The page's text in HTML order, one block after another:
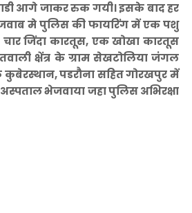
आगे जाकर रुक गयी। इसके बाद हर
मे पुलिस की फायरिंग में एक पशु
जिंदा कारतूस, एक खोखा कारतूस
क्षेंत्र के ग्राम सेखटोलिया जंगल
कुबेरस्थान, पडरौना सहित गोरखपुर में
भेजवाया जहा पुलिस अभिरक्षा